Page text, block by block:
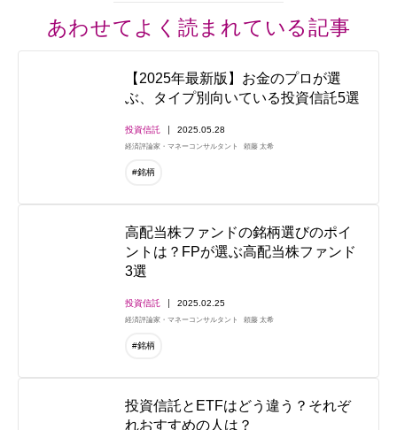
あわせてよく読まれている記事
【2025年最新版】お金のプロが選
ぶ、タイプ別向いている投資信託5選
投資信託 2025.05.28
経済評論家・マネーコンサルタント 頼藤 太希
#銘柄
高配当株ファンドの銘柄選びのポイ
ントは？FPが選ぶ高配当株ファンド
3選
投資信託 2025.02.25
経済評論家・マネーコンサルタント 頼藤 太希
#銘柄
投資信託とETFはどう違う？それぞ
れおすすめの人は？